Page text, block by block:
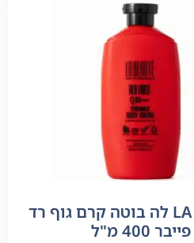
LA BEAUTE לה בוטה קרם גוף רד
פייבר 400 מ"ל